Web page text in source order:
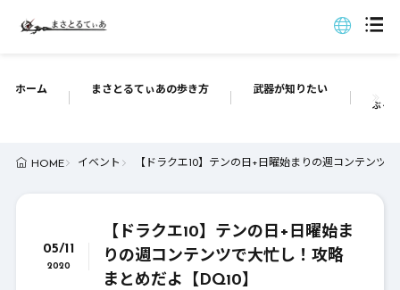
ホーム まさとるてぃあの歩き方 武器が知りたい
ぶっ
HOME イベント 【ドラクエ10】テンの日+日曜始まりの週コンテンツ
05/11
2020
【ドラクエ10】テンの日+日曜始ま
りの週コンテンツで大忙し！攻略
まとめだよ【DQ10】